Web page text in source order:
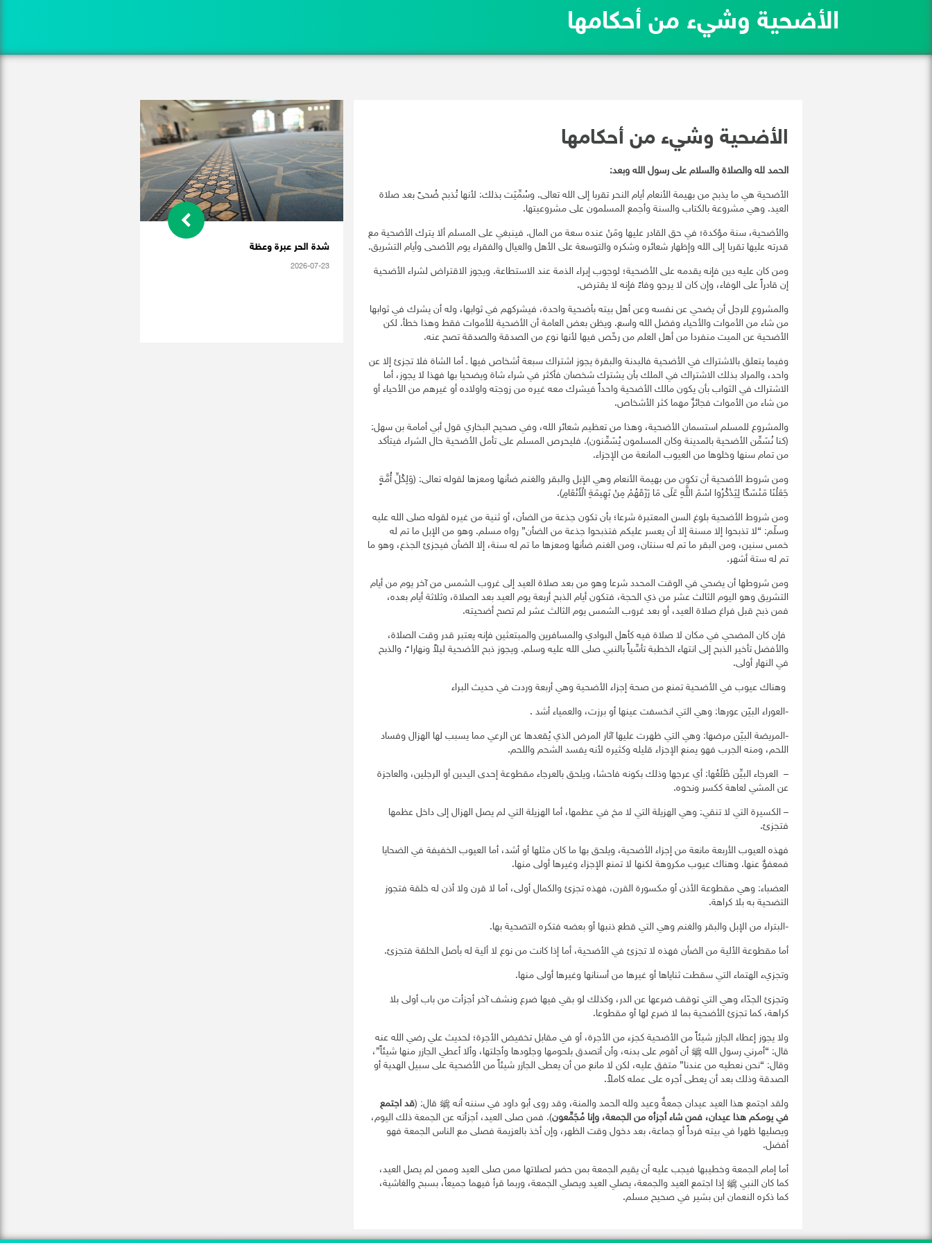
الأضحية وشيء من أحكامها
الأضحية وشيء من أحكامها
الحمد لله والصلاة والسلام على رسول الله وبعد:
الأضحية هي ما يذبح من بهيمة الأنعام أيام النحر تقربا إلى الله تعالى. وسُمِّيَت بذلك: لأنها تُذبح ضُحىً بعد صلاة
العيد. وهي مشروعة بالكتاب والسنة وأجمع المسلمون على مشروعيتها.
والأضحية، سنة مؤكدة؛ في حق القادر عليها ومَنْ عنده سعة من المال. فينبغي على المسلم ألا يترك الأضحية مع
قدرته عليها تقربا إلى الله وإظهار شعائره وشكره والتوسعة على الأهل والعيال والفقراء يوم الأضحى وأيام التشريق.
ومن كان عليه دين فإنه يقدمه على الأضحية؛ لوجوب إبراء الذمة عند الاستطاعة. ويجوز الاقتراض لشراء الأضحية
إن قادراً على الوفاء، وإن كان لا يرجو وفاءً فإنه لا يقترض.
والمشروع للرجل أن يضحي عن نفسه وعن أهل بيته بأضحية واحدة، فيشركهم في ثوابها، وله أن يشرك في ثوابها
من شاء من الأموات والأحياء وفضل الله واسع. ويظن بعض العامة أن الأضحية للأموات فقط وهذا خطأ. لكن
الأضحية عن الميت منفردا من أهل العلم من رخّص فيها لأنها نوع من الصدقة والصدقة تصح عنه.
وفيما يتعلق بالاشتراك في الأضحية فالبدنة والبقرة يجوز اشتراك سبعة أشخاص فيها ـ أما الشاة فلا تجزئ إلا عن
واحد، والمراد بذلك الاشتراك في الملك بأن يشترك شخصان فأكثر في شراء شاة ويضحيا بها فهذا لا يجوز، أما
الاشتراك في الثواب بأن يكون مالك الأضحية واحداً فيشرك معه غيره من زوجته واولاده أو غيرهم من الأحياء أو
من شاء من الأموات فجائزٌ مهما كثر الأشخاص.
والمشروع للمسلم استسمان الأضحية، وهذا من تعظيم شعائر الله، وفي صحيح البخاري قول أبي أمامة بن سهل:
(كنا نُسَمِّن الأضحية بالمدينة وكان المسلمون يُسَمِّنون). فليحرص المسلم على تأمل الأضحية حال الشراء فيتأكد
من تمام سنها وخلوها من العيوب المانعة من الإجزاء.
ومن شروط الأضحية أن تكون من بهيمة الأنعام وهي الإبل والبقر والغنم ضأنها ومعزها لقوله تعالى: (وَلِكُلِّ أُمَّةٍ
جَعَلْنَا مَنْسَكًا لِيَذْكُرُوا اسْمَ اللَّهِ عَلَى مَا رَزَقَهُمْ مِنْ بَهِيمَةِ الْأَنْعَامِ).
ومن شروط الأضحية بلوغ السن المعتبرة شرعا؛ بأن تكون جذعة من الضأن، أو ثنية من غيره لقوله صلى الله عليه
وسلّم: “لا تذبحوا إلا مسنة إلا أن يعسر عليكم فتذبحوا جذعة من الضأن” رواه مسلم. وهو من الإبل ما تم له
خمس سنين، ومن البقر ما تم له سنتان، ومن الغنم ضأنها ومعزها ما تم له سنة، إلا الضأن فيجزئ الجذع، وهو ما
تم له ستة أشهر.
ومن شروطها أن يضحي في الوقت المحدد شرعا وهو من بعد صلاة العيد إلى غروب الشمس من آخر يوم من أيام
التشريق وهو اليوم الثالث عشر من ذي الحجة، فتكون أيام الذبح أربعة يوم العيد بعد الصلاة، وثلاثة أيام بعده،
فمن ذبح قبل فراغ صلاة العيد، أو بعد غروب الشمس يوم الثالث عشر لم تصح أضحيته.
فإن كان المضحي في مكان لا صلاة فيه كأهل البوادي والمسافرين والمبتعثين فإنه يعتبر قدر وقت الصلاة،
والأفضل تأخير الذبح إلى انتهاء الخطبة تأسِّياً بالنبي صلى الله عليه وسلم. ويجوز ذبح الأضحية ليلاً ونهارا ً، والذبح
في النهار أولى.
وهناك عيوب في الأضحية تمنع من صحة إجزاء الأضحية وهي أربعة وردت في حديث البراء
-العوراء البيّن عورها: وهي التي انخسفت عينها أو برزت، والعمياء أشد .
-المريضة البيّن مرضها: وهي التي ظهرت عليها آثار المرض الذي يُقعدها عن الرعي مما يسبب لها الهزال وفساد
اللحم، ومنه الجرب فهو يمنع الإجزاء قليله وكثيره لأنه يفسد الشحم واللحم.
– العرجاء البيِّن ظَلَعُها: أي عرجها وذلك بكونه فاحشا، ويلحق بالعرجاء مقطوعة إحدى اليدين أو الرجلين، والعاجزة
عن المشي لعاهة ككسر ونحوه.
– الكسيرة التي لا تنقي: وهي الهزيلة التي لا مخ في عظمها، أما الهزيلة التي لم يصل الهزال إلى داخل عظمها
فتجزئ.
فهذه العيوب الأربعة مانعة من إجزاء الأضحية، ويلحق بها ما كان مثلها أو أشد، أما العيوب الخفيفة في الضحايا
فمعفوٌ عنها. وهناك عيوب مكروهة لكنها لا تمنع الإجزاء وغيرها أولى منها.
العضباء: وهي مقطوعة الأذن أو مكسورة القرن، فهذه تجزئ والكمال أولى، أما لا قرن ولا أذن له خلقة فتجوز
التضحية به بلا كراهة.
-البتراء من الإبل والبقر والغنم وهي التي قطع ذنبها أو بعضه فتكره التضحية بها.
أما مقطوعة الألية من الضأن فهذه لا تجزئ في الأضحية، أما إذا كانت من نوع لا ألية له بأصل الخلقة فتجزئ.
وتجزيء الهتماء التي سقطت ثناياها أو غيرها من أسنانها وغيرها أولى منها.
وتجزئ الجدّاء وهي التي توقف ضرعها عن الدر، وكذلك لو بقي فيها ضرع ونشف آخر أجزأت من باب أولى بلا
كراهة، كما تجزئ الأضحية بما لا ضرع لها أو مقطوعا.
ولا يجوز إعطاء الجازر شيئاً من الأضحية كجزء من الأجرة، أو في مقابل تخفيض الأجرة؛ لحديث علي رضي الله عنه
قال: “أمرني رسول الله ﷺ أن أقوم على بدنه، وأن أتصدق بلحومها وجلودها وأجلتها، وألا أعطي الجازر منها شيئاً”،
وقال: “نحن نعطيه من عندنا” متفق عليه، لكن لا مانع من أن يعطى الجازر شيئاً من الأضحية على سبيل الهدية أو
الصدقة وذلك بعد أن يعطى أجره على عمله كاملاً.
ولقد اجتمع هذا العيد عيدان جمعةٌ وعيد ولله الحمد والمنة، وقد روى أبو داود في سننه أنه ﷺ قال: (قد اجتمع
في يومكم هذا عيدان، فمن شاء أجزأه من الجمعة، وإنا مُجَمِّعون). فمن صلى العيد، أجزأته عن الجمعة ذلك اليوم،
ويصليها ظهرا في بيته فرداً أو جماعة، بعد دخول وقت الظهر، وإن أخذ بالعزيمة فصلى مع الناس الجمعة فهو
أفضل.
أما إمام الجمعة وخطيبها فيجب عليه أن يقيم الجمعة بمن حضر لصلاتها ممن صلى العيد وممن لم يصل العيد،
كما كان النبي ﷺ إذا اجتمع العيد والجمعة، يصلي العيد ويصلي الجمعة، وربما قرأ فيهما جميعاً، بسبح والغاشية،
كما ذكره النعمان ابن بشير في صحيح مسلم.
شدة الحر عبرة وعظة
2026-07-23